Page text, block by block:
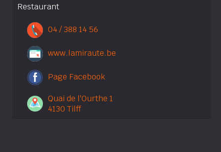
Restaurant
04 / 388 14 56
www.lamiraute.be
Page Facebook
Quai de l'Ourthe 1
4130 Tilff